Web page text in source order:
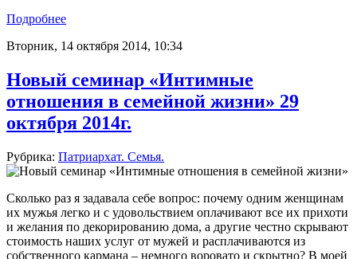
Подробнее
Вторник, 14 октября 2014, 10:34
Новый семинар «Интимные
отношения в семейной жизни» 29
октября 2014г.
Рубрика: Патриархат. Семья.
Сколько раз я задавала себе вопрос: почему одним женщинам
их мужья легко и с удовольствием оплачивают все их прихоти
и желания по декорированию дома, а другие честно скрывают
стоимость наших услуг от мужей и расплачиваются из
собственного кармана – немного воровато и скрытно? В моей